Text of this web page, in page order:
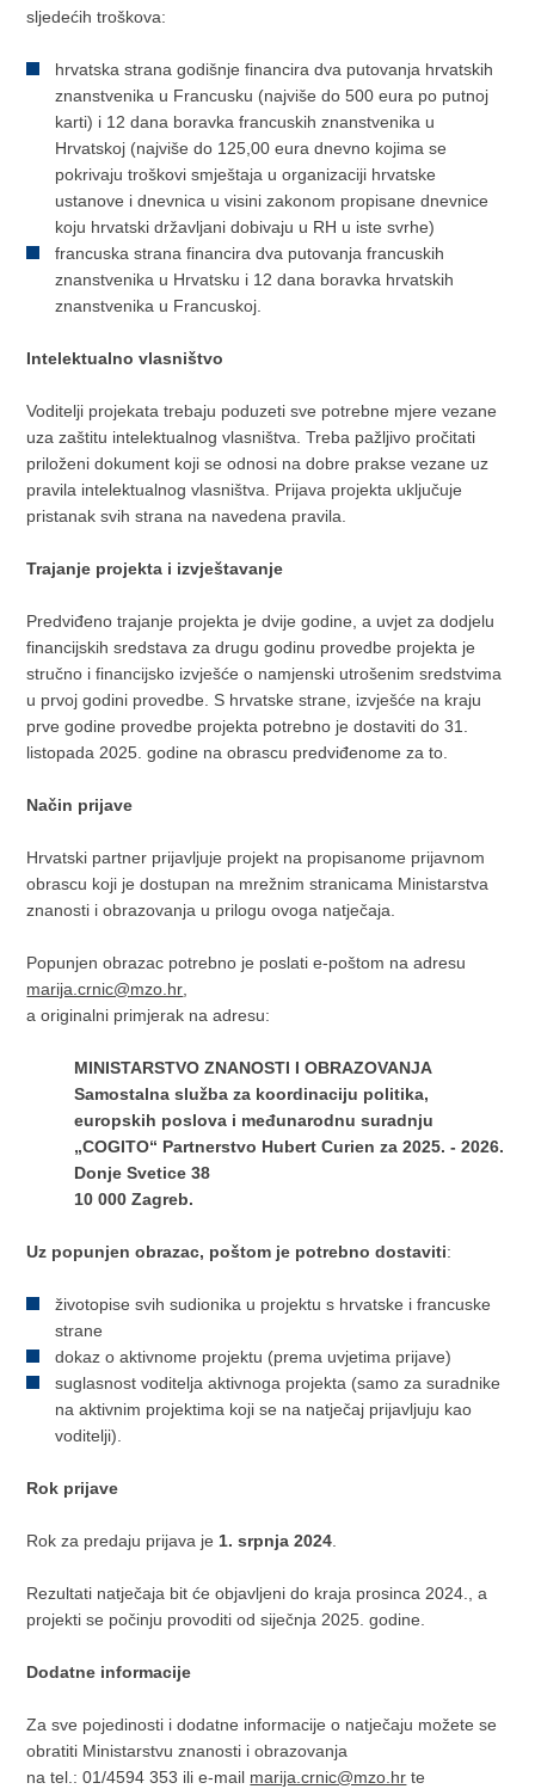
sljedećih troškova:
hrvatska strana godišnje financira dva putovanja hrvatskih
znanstvenika u Francusku (najviše do 500 eura po putnoj
karti) i 12 dana boravka francuskih znanstvenika u
Hrvatskoj (najviše do 125,00 eura dnevno kojima se
pokrivaju troškovi smještaja u organizaciji hrvatske
ustanove i dnevnica u visini zakonom propisane dnevnice
koju hrvatski državljani dobivaju u RH u iste svrhe)
francuska strana financira dva putovanja francuskih
znanstvenika u Hrvatsku i 12 dana boravka hrvatskih
znanstvenika u Francuskoj.
Intelektualno vlasništvo
Voditelji projekata trebaju poduzeti sve potrebne mjere vezane
uza zaštitu intelektualnog vlasništva. Treba pažljivo pročitati
priloženi dokument koji se odnosi na dobre prakse vezane uz
pravila intelektualnog vlasništva. Prijava projekta uključuje
pristanak svih strana na navedena pravila.
Trajanje projekta i izvještavanje
Predviđeno trajanje projekta je dvije godine, a uvjet za dodjelu
financijskih sredstava za drugu godinu provedbe projekta je
stručno i financijsko izvješće o namjenski utrošenim sredstvima
u prvoj godini provedbe. S hrvatske strane, izvješće na kraju
prve godine provedbe projekta potrebno je dostaviti do 31.
listopada 2025. godine na obrascu predviđenome za to.
Način prijave
Hrvatski partner prijavljuje projekt na propisanome prijavnom
obrascu koji je dostupan na mrežnim stranicama Ministarstva
znanosti i obrazovanja u prilogu ovoga natječaja.
Popunjen obrazac potrebno je poslati e-poštom na adresu
marija.crnic@mzo.hr
a originalni primjerak na adresu:
MINISTARSTVO ZNANOSTI I OBRAZOVANJA
Samostalna služba za koordinaciju politika,
europskih poslova i međunarodnu suradnju
„COGITO“ Partnerstvo Hubert Curien za 2025. - 2026.
Donje Svetice 38
10 000 Zagreb.
Uz popunjen obrazac, poštom je potrebno dostaviti:
životopise svih sudionika u projektu s hrvatske i francuske
strane
dokaz o aktivnome projektu (prema uvjetima prijave)
suglasnost voditelja aktivnoga projekta (samo za suradnike
na aktivnim projektima koji se na natječaj prijavljuju kao
voditelji).
Rok prijave
Rok za predaju prijava je 1. srpnja 2024
Rezultati natječaja bit će objavljeni do kraja prosinca 2024., a
projekti se počinju provoditi od siječnja 2025. godine.
Dodatne informacije
Za sve pojedinosti i dodatne informacije o natječaju možete se
obratiti Ministarstvu znanosti i obrazovanja
na tel.: 01/4594 353 ili e-mail marija.crnic@mzo.hr te